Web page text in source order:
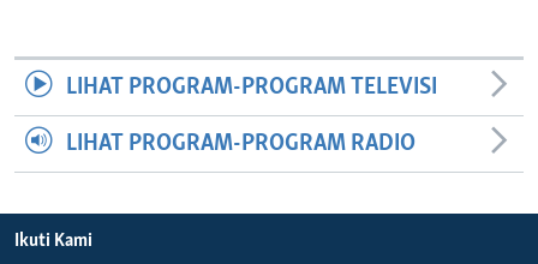
LIHAT PROGRAM-PROGRAM TELEVISI
LIHAT PROGRAM-PROGRAM RADIO
Ikuti Kami